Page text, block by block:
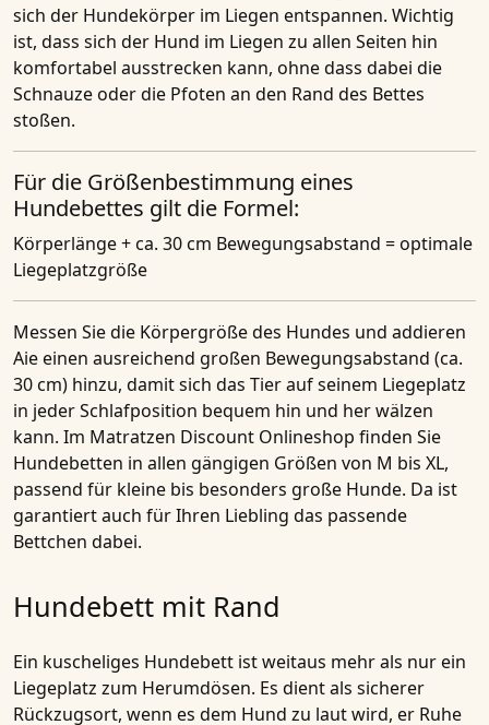
sich der Hundekörper im Liegen entspannen. Wichtig
ist, dass sich der Hund im Liegen zu allen Seiten hin
komfortabel ausstrecken kann, ohne dass dabei die
Schnauze oder die Pfoten an den Rand des Bettes
stoßen.
Für die Größenbestimmung eines
Hundebettes gilt die Formel:
Körperlänge + ca. 30 cm Bewegungsabstand = optimale
Liegeplatzgröße
Messen Sie die Körpergröße des Hundes und addieren
Aie einen ausreichend großen Bewegungsabstand (ca.
30 cm) hinzu, damit sich das Tier auf seinem Liegeplatz
in jeder Schlafposition bequem hin und her wälzen
kann. Im Matratzen Discount Onlineshop finden Sie
Hundebetten in allen gängigen Größen von M bis XL,
passend für kleine bis besonders große Hunde. Da ist
garantiert auch für Ihren Liebling das passende
Bettchen dabei.
Hundebett mit Rand
Ein kuscheliges Hundebett ist weitaus mehr als nur ein
Liegeplatz zum Herumdösen. Es dient als sicherer
Rückzugsort, wenn es dem Hund zu laut wird, er Ruhe